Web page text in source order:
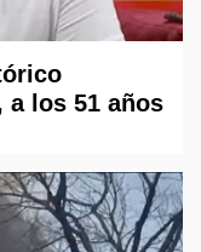
a los 51 años